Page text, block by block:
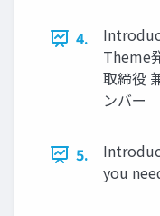
4.
Theme
取締役
ンバー
5.
you